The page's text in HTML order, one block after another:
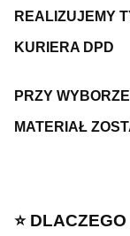
REALIZUJEMY
KURIERA DPD
PRZY
MATERIAŁ
⭐️